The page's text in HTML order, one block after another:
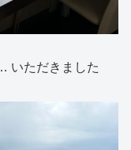
いただきました